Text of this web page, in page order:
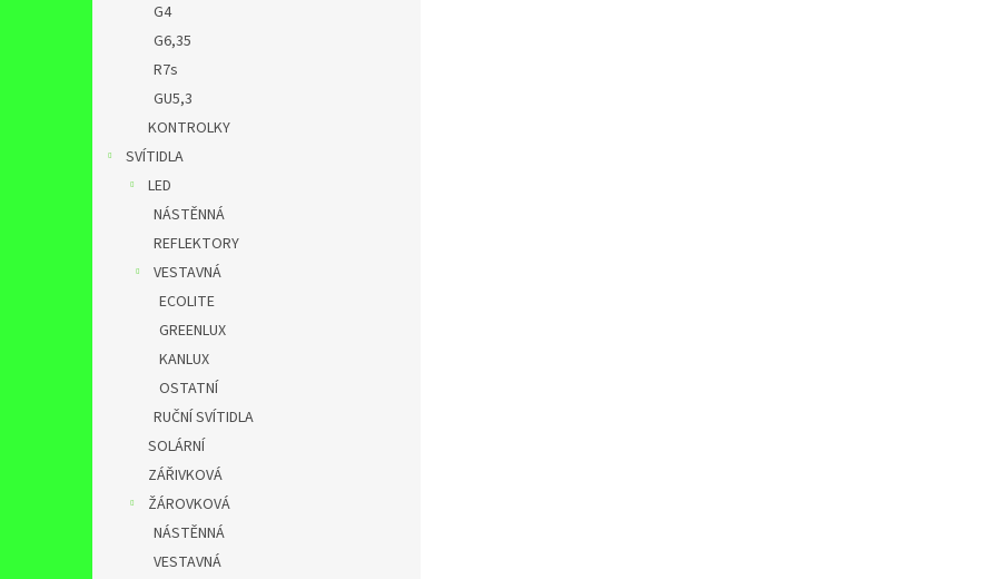
G4
G6,35
R7s
GU5,3
KONTROLKY
SVÍTIDLA
LED
NÁSTĚNNÁ
REFLEKTORY
VESTAVNÁ
ECOLITE
GREENLUX
KANLUX
OSTATNÍ
RUČNÍ SVÍTIDLA
SOLÁRNÍ
ZÁŘIVKOVÁ
ŽÁROVKOVÁ
NÁSTĚNNÁ
VESTAVNÁ